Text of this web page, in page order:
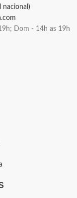
nacional)
Dom - 14h as 19h